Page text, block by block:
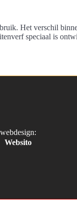
Het verschil
speciaal is
webdesign:
Websito